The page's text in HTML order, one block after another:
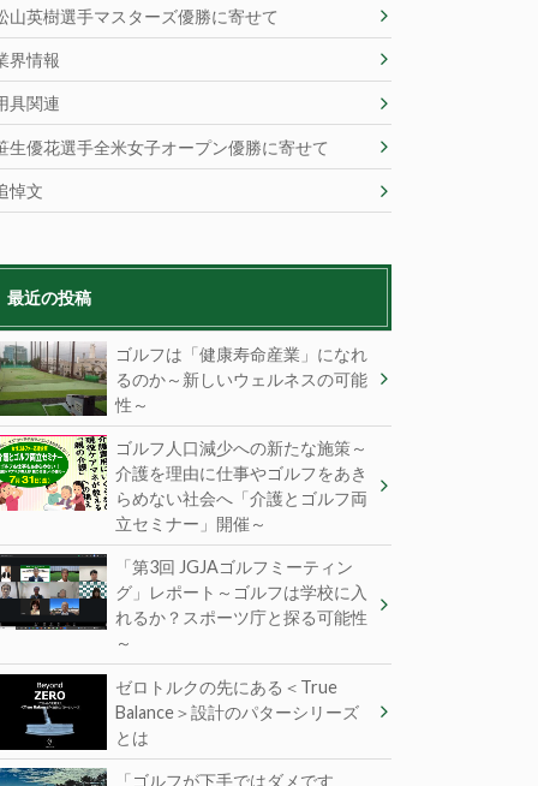
山英樹選手マスターズ優勝に寄せて
界情報
具関連
生優花選手全米女子オープン優勝に寄せて
悼文
最近の投稿
ゴルフは「健康寿命産業」になれ
るのか～新しいウェルネスの可能
性～
ゴルフ人口減少への新たな施策～
介護を理由に仕事やゴルフをあき
らめない社会へ「介護とゴルフ両
立セミナー」開催～
「第3回 JGJAゴルフミーティン
グ」レポート～ゴルフは学校に入
れるか？スポーツ庁と探る可能性
～
ゼロトルクの先にある＜True
Balance＞設計のパターシリーズ
とは
「ゴルフが下手ではダメです